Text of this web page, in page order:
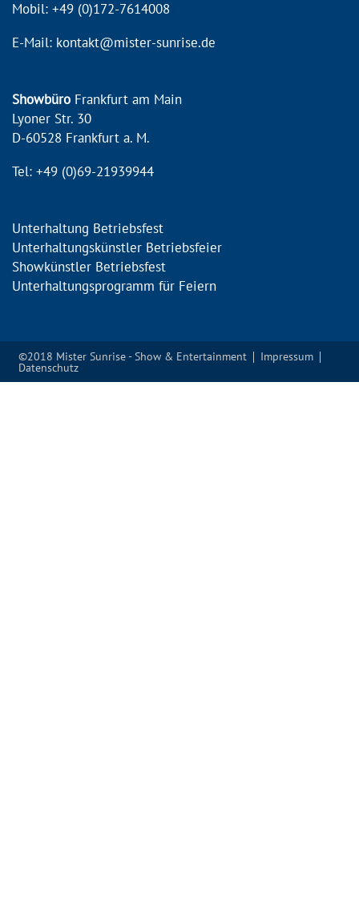
Mobil: +49 (0)172-7614008
E-Mail: kontakt@mister-sunrise.de
Showbüro Frankfurt am Main
Lyoner Str. 30
D-60528 Frankfurt a. M.
Tel: +49 (0)69-21939944
Unterhaltung Betriebsfest
Unterhaltungskünstler Betriebsfeier
Showkünstler Betriebsfest
Unterhaltungsprogramm für Feiern
©2018 Mister Sunrise - Show & Entertainment
Impressum
Datenschutz